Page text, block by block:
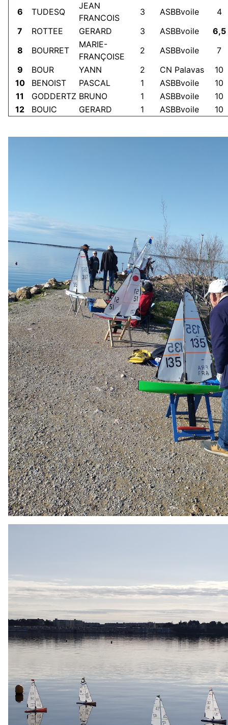
6 TUDESQ
JEAN
FRANCOIS
3 ASBBvoile
4
7
ROTTEE GERARD 3 ASBBvoile
6,5
8
BOURRET
MARIE-
FRANÇOISE
2 ASBBvoile
7
9
BOUR YANN 2 CN Palavas
10
10
BENOIST PASCAL 1 ASBBvoile
10
11
GODDERTZ BRUNO 1 ASBBvoile
10
12
BOUIC GERARD 1 ASBBvoile 10